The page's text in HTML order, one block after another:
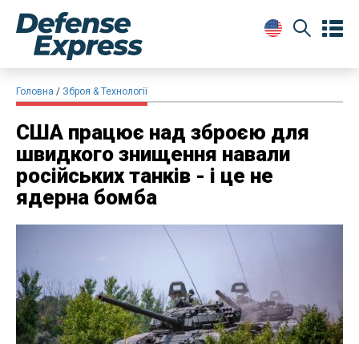
Головна Зброя & Технології
​США працює над зброєю для
швидкого знищення навали
російських танків - і це не
ядерна бомба